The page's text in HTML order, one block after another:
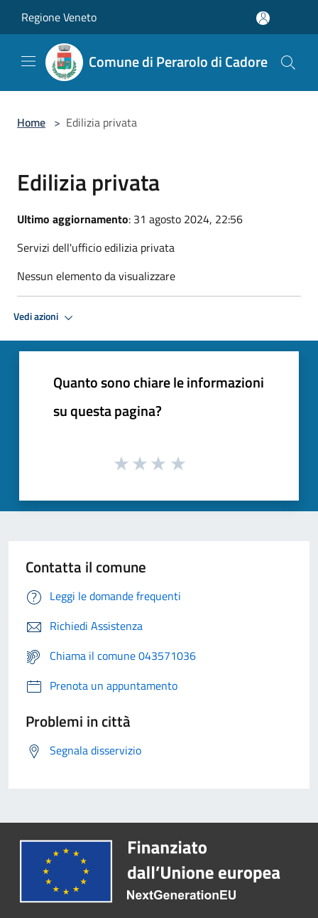
Regione Veneto
Comune di Perarolo di Cadore
Home > Edilizia privata
Edilizia privata
Ultimo aggiornamento: 31 agosto 2024, 22:56
Servizi dell'ufficio edilizia privata
Nessun elemento da visualizzare
Vedi azioni
Quanto sono chiare le informazioni
su questa pagina?
Contatta il comune
Leggi le domande frequenti
Richiedi Assistenza
Chiama il comune 043571036
Prenota un appuntamento
Problemi in città
Segnala disservizio